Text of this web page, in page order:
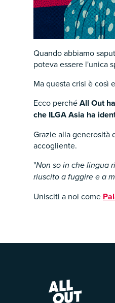
Quando abbiamo
poteva essere l'unica
Ma questa crisi è così
Ecco perchéAll Out
che ILGA Asia ha
Grazie alla
accogliente.
"Non so in che lingua
riuscito a fuggire e a
Unisciti a noi come